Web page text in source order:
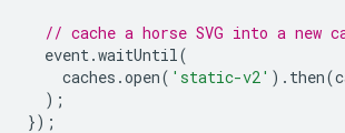
// cache a horse SVG into a new
event.waitUntil(
caches .open( 'static-v2' ). then(
);
});